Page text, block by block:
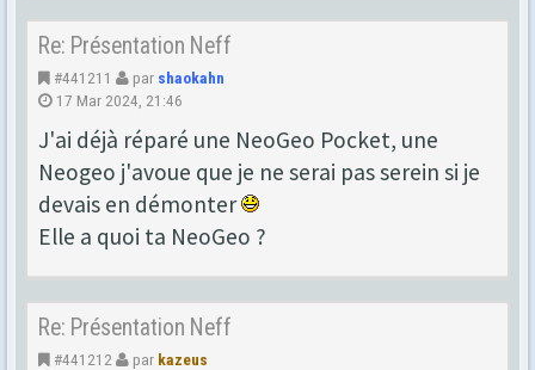
Re: Présentation Neff
#441211 par shaokahn
17 Mar 2024, 21:46
J'ai déjà réparé une NeoGeo Pocket, une
Neogeo j'avoue que je ne serai pas serein si je
devais en démonter
Elle a quoi ta NeoGeo ?
Re: Présentation Neff
#441212 par kazeus